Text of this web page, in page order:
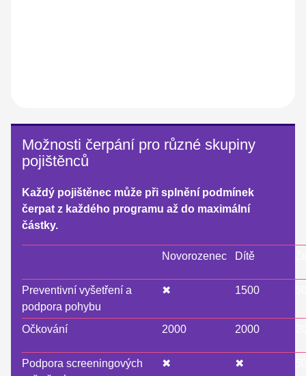
Možnosti čerpání pro různé skupiny
pojištěnců
Každý pojištěnec může při splnění podmínek
čerpat z každého programu až do maximální
částky.
Novorozenec Dítě
Preventivní vyšetření a
podpora pohybu
✖ 1500
Očkování 2000 2000
Podpora screeningových
✖ ✖